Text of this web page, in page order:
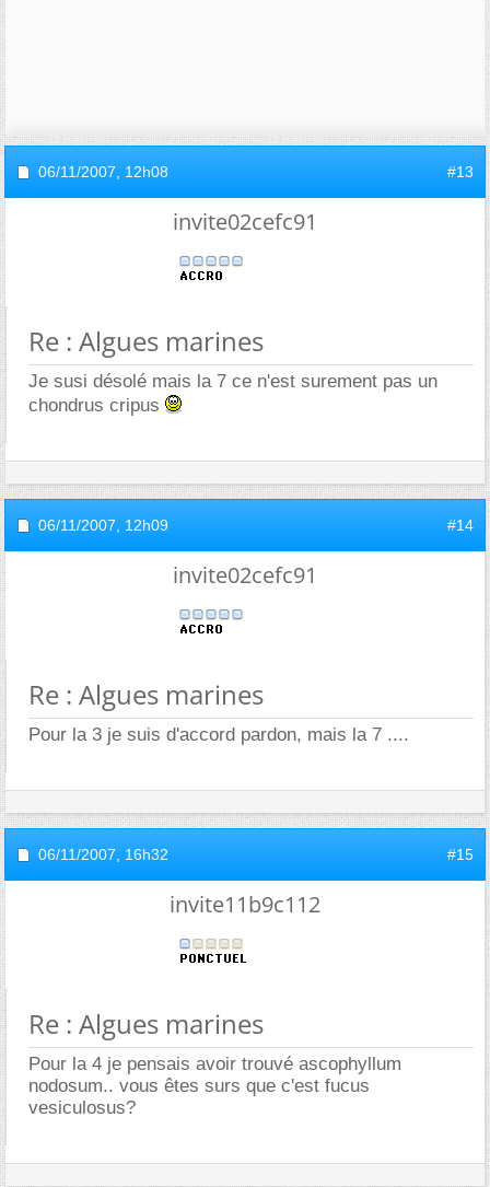
06/11/2007, 12h08 #13
invite02cefc91
Re : Algues marines
Je susi désolé mais la 7 ce n'est surement pas un
chondrus cripus
06/11/2007, 12h09 #14
invite02cefc91
Re : Algues marines
Pour la 3 je suis d'accord pardon, mais la 7 ....
06/11/2007, 16h32 #15
invite11b9c112
Re : Algues marines
Pour la 4 je pensais avoir trouvé ascophyllum
nodosum.. vous êtes surs que c'est fucus
vesiculosus?